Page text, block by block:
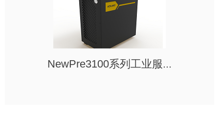
NewPre3100系列工业服...